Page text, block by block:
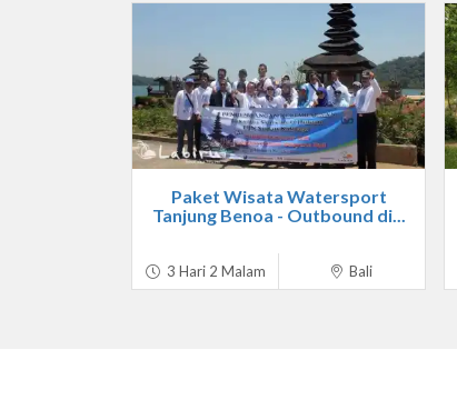
Paket Wisata Watersport
Tanjung Benoa - Outbound di...
3 Hari 2 Malam Bali